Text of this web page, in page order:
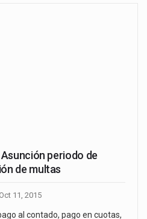
periodo de
de multas
Oct 11, 2015
al contado, pago en cuotas,